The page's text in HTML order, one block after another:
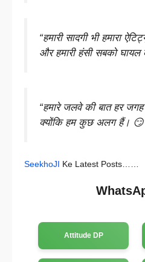
“हमारी सादगी भी हमारा
और हमारी हंसी सबको
“हमारे जलवे की बात हर जगह
क्योंकि हम कुछ अलग हैं।
SeekhoJI Ke Latest Posts……
Attitude DP